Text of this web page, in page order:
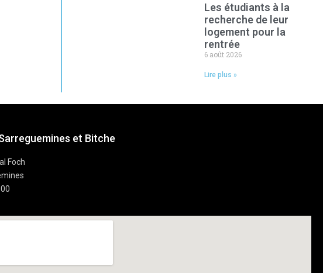
Les étudiants à la
recherche de leur
logement pour la
rentrée
6 août 2026
Lire plus »
et Bitche
Foch